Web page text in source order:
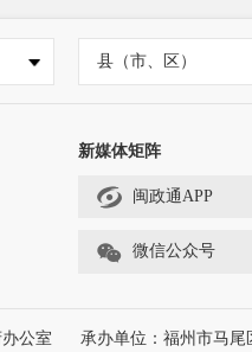
县（市、区）
新媒体矩阵
闽政通APP
微信公众号
公室 承办单位：福州市马尾